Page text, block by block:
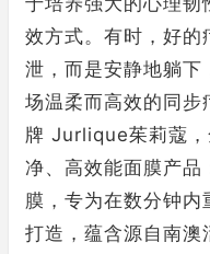
效方式。有时，好的
泄，而是安静地躺下
场温柔而高效的同步
牌 Jurlique茱莉蔻
净、高效能面膜产品
膜，专为在数分钟
打造，蕴含源自南澳